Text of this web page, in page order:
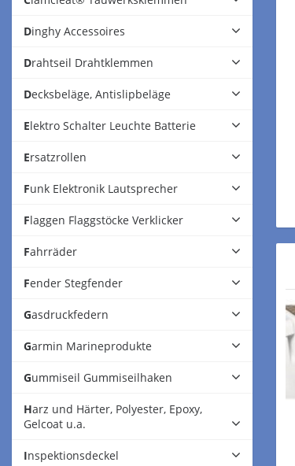
Dinghy Accessoires
Drahtseil Drahtklemmen
Decksbeläge, Antislipbeläge
Elektro Schalter Leuchte Batterie
Ersatzrollen
Funk Elektronik Lautsprecher
Flaggen Flaggstöcke Verklicker
Fahrräder
Fender Stegfender
Gasdruckfedern
Garmin Marineprodukte
Gummiseil Gummiseilhaken
Harz und Härter, Polyester, Epoxy,
Gelcoat u.a.
Inspektionsdeckel